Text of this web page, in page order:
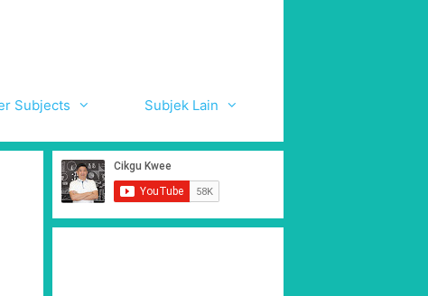
Subjects
Subjek Lain